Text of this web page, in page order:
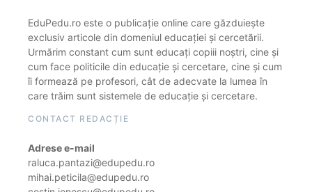
EduPedu.ro este o publicație online care găzduiește
exclusiv articole din domeniul educației și cercetării.
Urmărim constant cum sunt educați copiii noștri, cine și
cum face politicile din educație și cercetare, cine și cum
îi formează pe profesori, cât de adecvate la lumea în
care trăim sunt sistemele de educație și cercetare.
CONTACT REDACȚIE
Adrese e-mail
raluca.pantazi@edupedu.ro
mihai.peticila@edupedu.ro